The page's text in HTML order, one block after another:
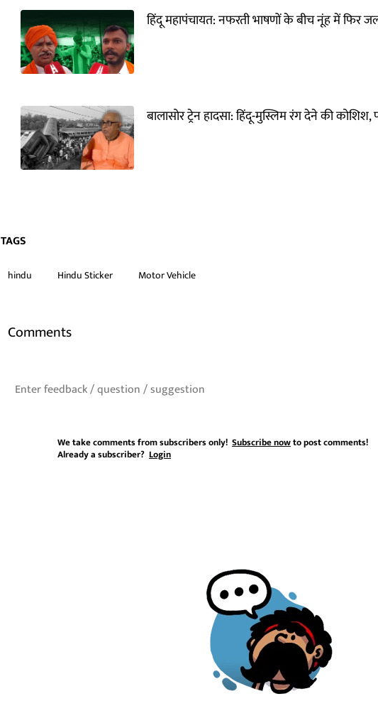
हिंदू महापंचायत: नफरती भाषणों के बीच नूंह में फिर
बालासोर ट्रेन हादसा: हिंदू-मुस्लिम रंग देने की
TAGS
hindu Hindu Sticker Motor Vehicle
Comments
We take comments from subscribers only! Subscribe nowto post comments!
Already a subscriber? Login